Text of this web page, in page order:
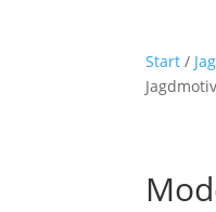
Start /